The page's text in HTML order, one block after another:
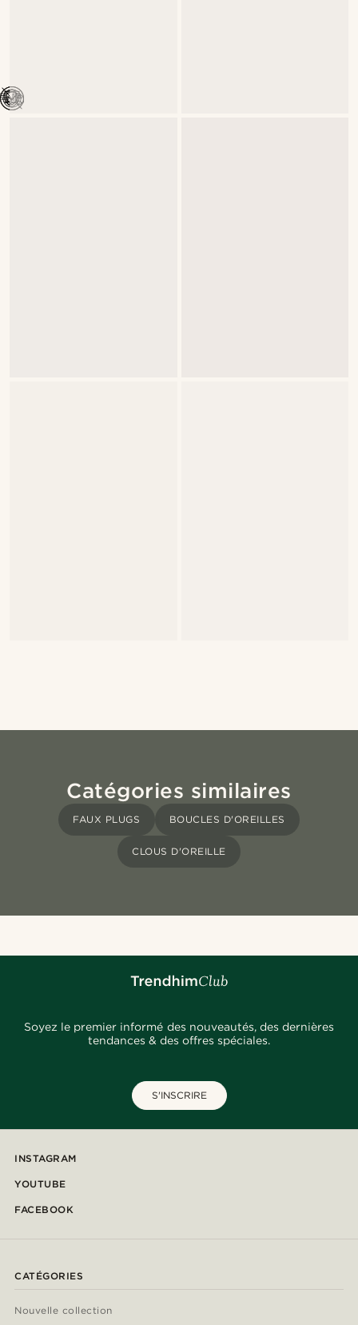
Catégories similaires
FAUX PLUGS BOUCLES D'OREILLES
CLOUS D'OREILLE
Soyez le premier informé des nouveautés, des dernières
tendances & des offres spéciales.
S'INSCRIRE
INSTAGRAM
YOUTUBE
FACEBOOK
CATÉGORIES
Nouvelle collection